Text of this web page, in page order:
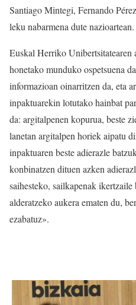
Santiago Mintegi, Fernando
leku nabarmena dute nazioartean.
Euskal Herriko Unibertsitatearen
honetako munduko ospetsuena
informazioan oinarritzen da, eta
inpaktuarekin lotutako hainbat
da: argitalpenen kopurua, beste
lanetan argitalpen horiek aipatu
inpaktuaren beste adierazle
konbinatzen dituen azken
saihesteko, sailkapenak
alderatzeko aukera ematen du,
ezabatuz».